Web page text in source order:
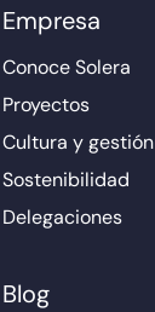
Empresa
Conoce Solera
Proyectos
Cultura y gestión
Sostenibilidad
Delegaciones
Blog